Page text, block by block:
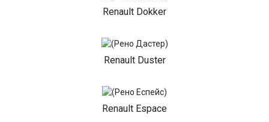
Renault Dokker
Renault Duster
Renault Espace